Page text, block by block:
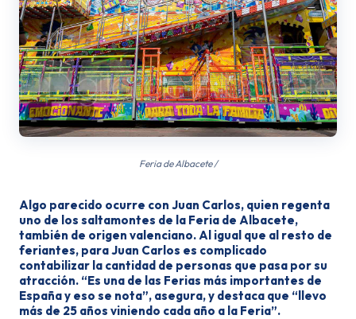
Feria de Albacete /
Algo parecido ocurre con Juan Carlos, quien regenta
uno de los saltamontes de la Feria de Albacete,
también de origen valenciano. Al igual que al resto de
feriantes, para Juan Carlos es complicado
contabilizar la cantidad de personas que pasa por su
atracción. “Es una de las Ferias más importantes de
España y eso se nota”, asegura, y destaca que “llevo
más de 25 años viniendo cada año a la Feria”.